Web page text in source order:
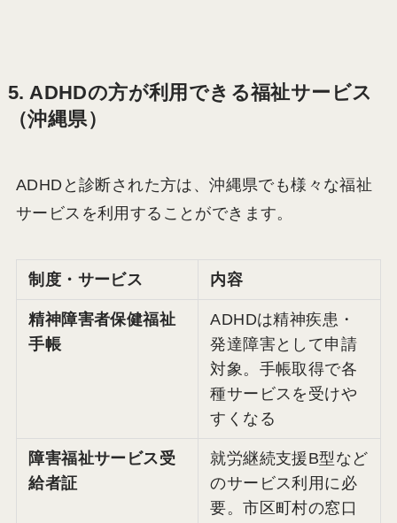
5. ADHDの方が利用できる福祉サービス
（沖縄県）
ADHDと診断された方は、沖縄県でも様々な福祉
サービスを利用することができます。
制度・サービス 内容
精神障害者保健福祉
手帳
ADHDは精神疾患・
発達障害として申請
対象。手帳取得で各
種サービスを受けや
すくなる
障害福祉サービス受
給者証
就労継続支援B型など
のサービス利用に必
要。市区町村の窓口